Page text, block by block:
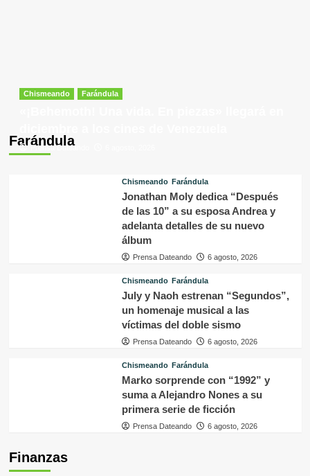
Farándula
Chismeando Farándula
Prensa Dateando
Chismeando Farándula
Jonathan Moly dedica “Después
de las 10” a su esposa Andrea y
adelanta detalles de su nuevo
álbum
Prensa Dateando 6 agosto, 2026
Chismeando Farándula
July y Naoh estrenan “Segundos”,
un homenaje musical a las
víctimas del doble sismo
Prensa Dateando 6 agosto, 2026
Chismeando Farándula
Marko sorprende con “1992” y
suma a Alejandro Nones a su
primera serie de ficción
Prensa Dateando 6 agosto, 2026
Finanzas